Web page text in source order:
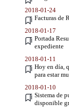
2018-01-24
Facturas de
2018-01-17
Portada
expediente
2018-01-11
Hoy en día,
para estar
2018-01-10
Sistema de
disponible